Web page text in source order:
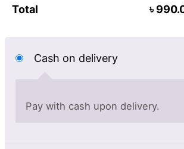
Total ৳
Cash on delivery
Pay with cash upon delivery.